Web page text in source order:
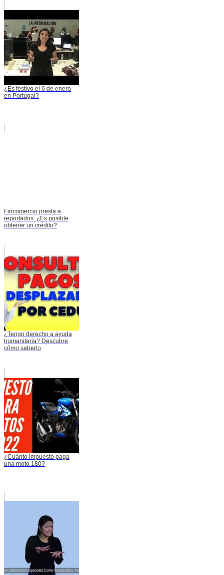
¿Es festivo el 6 de enero
en Portugal?
Fincomercio presta a
reportados: ¿Es posible
obtener un crédito?
¿Tengo derecho a ayuda
humanitaria? Descubre
cómo saberlo
¿Cuánto impuesto paga
una moto 180?